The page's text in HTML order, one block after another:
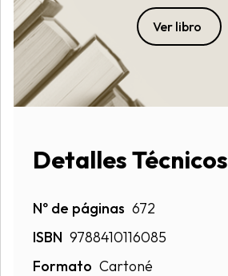
Ver libro
Detalles Técnicos
Nº de páginas 672
ISBN 9788410116085
Formato Cartoné